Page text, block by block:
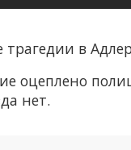
трагедии в
оцеплено
нет.